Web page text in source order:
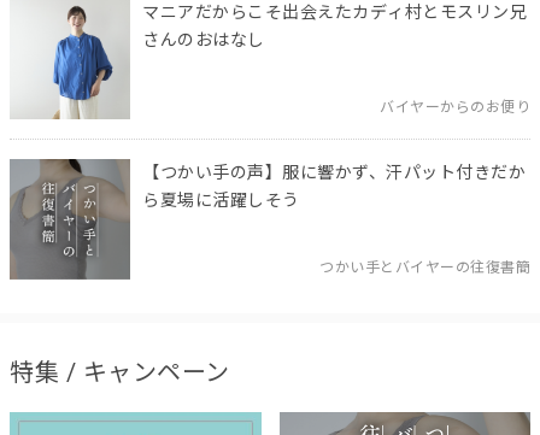
マニアだからこそ出会えたカディ村とモスリン兄
さんのおはなし
バイヤーからのお便り
【つかい手の声】服に響かず、汗パット付きだか
ら夏場に活躍しそう
つかい手とバイヤーの往復書簡
特集 / キャンペーン